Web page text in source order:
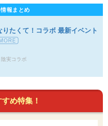
報まとめ
りたくて！コラボ 最新イベント
陰実コラボ
め特集！